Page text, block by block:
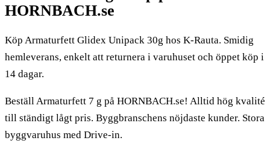
HORNBACH.se
Köp Armaturfett Glidex Unipack 30g hos K-Rauta. Smidig
hemleverans, enkelt att returnera i varuhuset och öppet köp i
14 dagar.
Beställ Armaturfett 7 g på HORNBACH.se! Alltid hög kvalité
till ständigt lågt pris. Byggbranschens nöjdaste kunder. Stora
byggvaruhus med Drive-in.